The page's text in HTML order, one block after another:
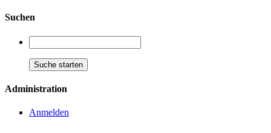
Suchen
Administration
Anmelden